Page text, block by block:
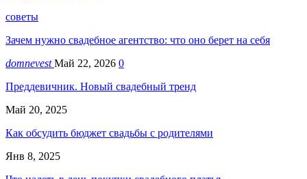
советы
Зачем нужно свадебное агентство: что оно берет на себя
domnevestМай 22, 2026 0
Преддевичник. Новый свадебный тренд
Май 20, 2025
Как обсудить бюджет свадьбы с родителями
Янв 8, 2025